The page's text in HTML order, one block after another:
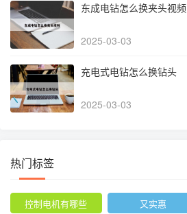
东成电钻怎么换夹头视频
2025-03-03
充电式电钻怎么换钻头
2025-03-03
热门标签
控制电机有哪些 又实惠